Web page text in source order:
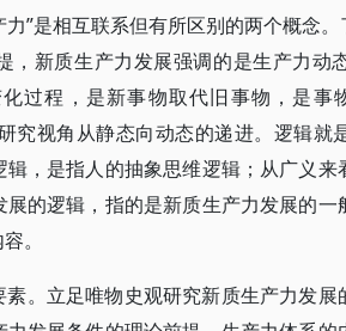
力”是相互联系但有所区别的两个概念
，新质生产力发展强调的是生产力动
过程，是新事物取代旧事物，是事
究视角从静态向动态的递进。逻辑
，是指人的抽象思维逻辑；从广义来
的逻辑，指的是新质生产力发展的
。
。立足唯物史观研究新质生产力发